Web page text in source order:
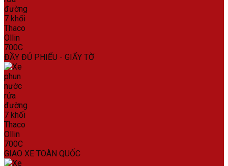
ĐẦY ĐỦ PHIẾU - GIẤY TỜ
GIAO XE TOÀN QUỐC